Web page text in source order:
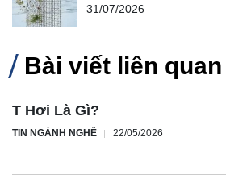
31/07/2026
Bài viết liên quan
T Hơi Là Gì?
TIN NGÀNH NGHỀ 22/05/2026